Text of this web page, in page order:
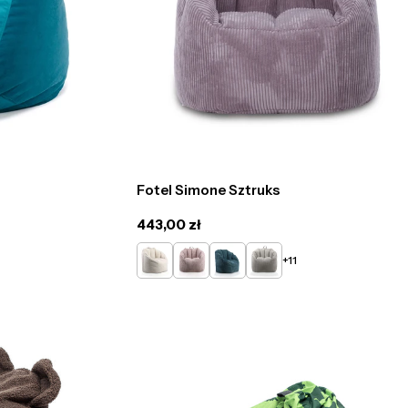
Fotel Simone Sztruks
Cena
regularna
443,00 zł
KremowyPudrowy
róż
TurkusowyPopielaty
+11